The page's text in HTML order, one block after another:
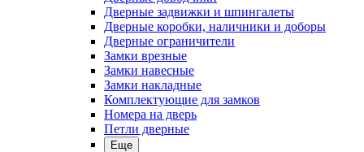
Дверные задвижки и шпингалеты
Дверные коробки, наличники и доборы
Дверные ограничители
Замки врезные
Замки навесные
Замки накладные
Комплектующие для замков
Номера на дверь
Петли дверные
Еще